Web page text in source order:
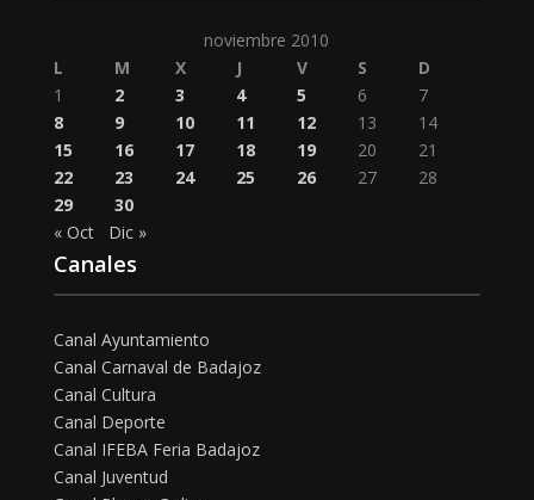
noviembre 2010
L
M X J V S
D
1
2 3 4 5 6
7
8
9 10 11 12 13
14
15
16 17 18 19 20
21
22
23 24 25 26 27
28
29
30
« Oct
Dic »
Canales
Canal Ayuntamiento
Canal Carnaval de Badajoz
Canal Cultura
Canal Deporte
Canal IFEBA Feria Badajoz
Canal Juventud